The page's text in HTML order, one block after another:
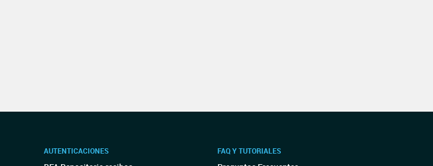
AUTENTICACIONES FAQ Y TUTORIALES